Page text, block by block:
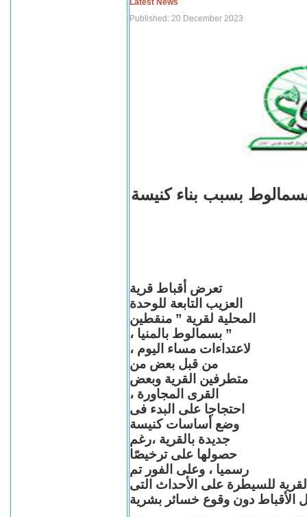
Latest News
Published: 20 December 2023
بسبب بناء كنيسة
تعرض أقباط قرية
العزيب التابعة للوحدة
المحلية لقرية ” منقطين
” بسمالوط بالمنيا ،
لاعتداءات مساء اليوم ،
من قبل بعض من
متطرفين القرية وبعض
القرى المجاورة ،
احتجاجا على البدء فى
وضع أساسات كنيسة
جديدة بالقرية ،رغم
حصولها على ترخيصًا
رسميا ، وعلى الفور تم
للسيطرة على الأحداث التى